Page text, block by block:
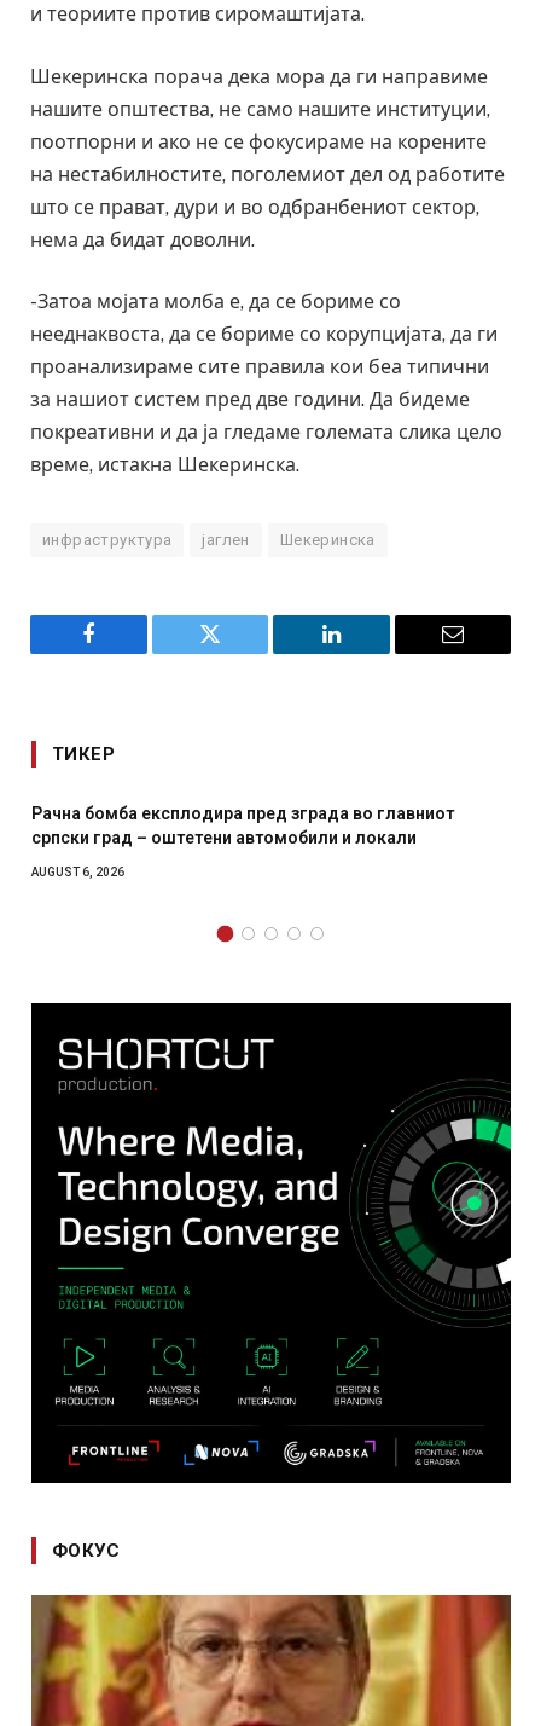
и теориите против сиромаштијата.
Шекеринска порача дека мора да ги направиме
нашите општества, не само нашите институции,
поотпорни и ако не се фокусираме на корените
на нестабилностите, поголемиот дел од работите
што се прават, дури и во одбранбениот сектор,
нема да бидат доволни.
-Затоа мојата молба е, да се бориме со
нееднаквоста, да се бориме со корупцијата, да ги
проанализираме сите правила кои беа типични
за нашиот систем пред две години. Да бидеме
покреативни и да ја гледаме големата слика цело
време, истакна Шекеринска.
инфраструктура јаглен Шекеринска
Facebook Twitter LinkedIn Email
ТИКЕР
главниот
локали
И Данска се милитарилизира – воведува
месечна воена
ФОКУС